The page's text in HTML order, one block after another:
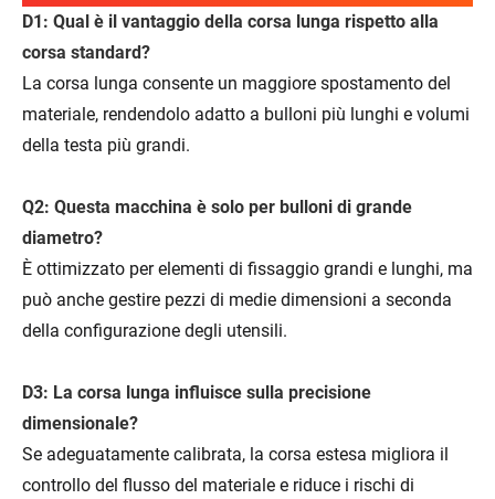
D1: Qual è il vantaggio della corsa lunga rispetto alla
corsa standard?
La corsa lunga consente un maggiore spostamento del
materiale, rendendolo adatto a bulloni più lunghi e volumi
della testa più grandi.
Q2: Questa macchina è solo per bulloni di grande
diametro?
È ottimizzato per elementi di fissaggio grandi e lunghi, ma
può anche gestire pezzi di medie dimensioni a seconda
della configurazione degli utensili.
D3: La corsa lunga influisce sulla precisione
dimensionale?
Se adeguatamente calibrata, la corsa estesa migliora il
controllo del flusso del materiale e riduce i rischi di